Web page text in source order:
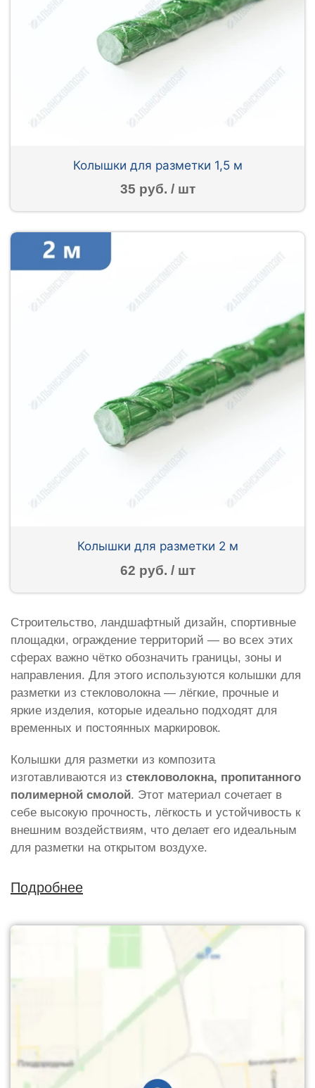
Колышки для разметки 1,5 м
35 руб. / шт
Колышки для разметки 2 м
62 руб. / шт
Строительство, ландшафтный дизайн, спортивные
площадки, ограждение территорий — во всех этих
сферах важно чётко обозначить границы, зоны и
направления. Для этого используются колышки для
разметки из стекловолокна — лёгкие, прочные и
яркие изделия, которые идеально подходят для
временных и постоянных маркировок.
Колышки для разметки из композита
изготавливаются из стекловолокна, пропитанного
полимерной смолой. Этот материал сочетает в
себе высокую прочность, лёгкость и устойчивость к
внешним воздействиям, что делает его идеальным
для разметки на открытом воздухе.
Подробнее